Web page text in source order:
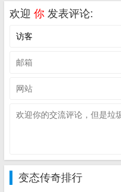
欢迎 你 发表评论:
变态传奇排行